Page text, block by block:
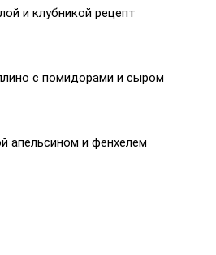
и клубникой рецепт
с помидорами и сыром
апельсином и фенхелем